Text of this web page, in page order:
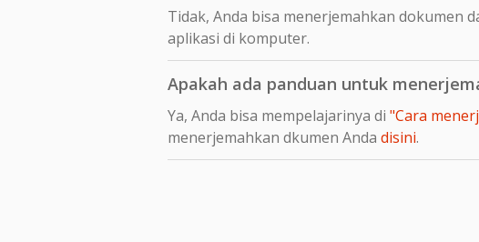
Tidak, Anda bisa menerjemahkan dokumen
aplikasi di komputer.
Apakah ada panduan untuk
Ya, Anda bisa mempelajarinya di "Cara
menerjemahkan dkumen Anda disini.